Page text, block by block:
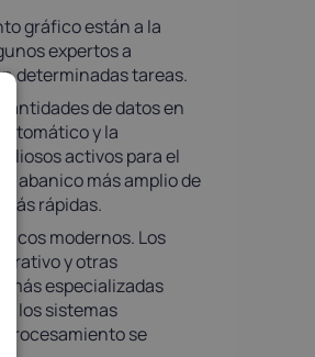
gráfico están a la
expertos a
determinadas tareas.
de datos en
y la
activos para el
abanico más amplio de
rápidas.
modernos. Los
y otras
especializadas
los sistemas
se